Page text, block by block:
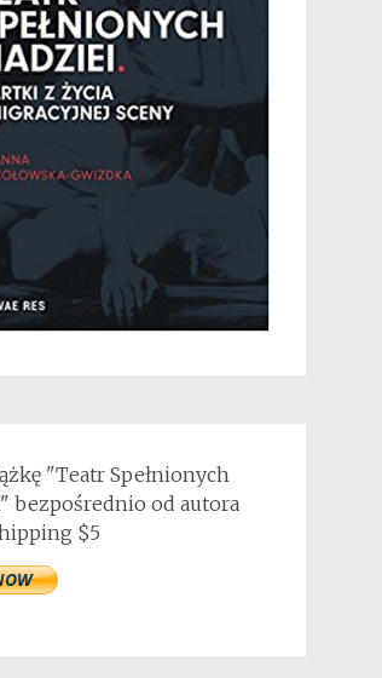
"Teatr Spełnionych
bezpośrednio od autora
$5